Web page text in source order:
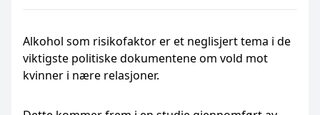
Alkohol som risikofaktor er et neglisjert tema i de
viktigste politiske dokumentene om vold mot
kvinner i nære relasjoner.